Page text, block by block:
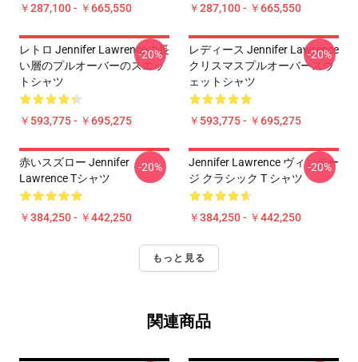
￥287,100 - ￥665,550 ￥287,100 - ￥665,550
レトロ Jennifer Lawrenceの長
い層のプルオーバーのスエッ
トシャツ
￥593,775 - ￥695,275
-20%
レディース Jennifer Lawrence
クリスマスプルオーバースウ
ェットシャツ
￥593,775 - ￥695,275
-20%
赤いスズロー Jennifer
Lawrence Tシャツ
￥384,250 - ￥442,250
-20%
Jennifer Lawrence ヴィンテー
ジ クラシック T シャツ
￥384,250 - ￥442,250
-20%
もっと見る
関連商品